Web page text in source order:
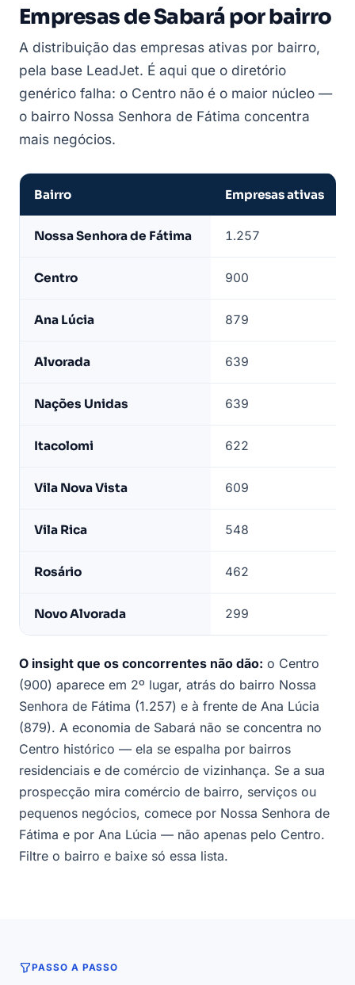
Empresas de Sabará por bairro
A distribuição das empresas ativas por bairro,
pela base LeadJet. É aqui que o diretório
genérico falha: o Centro não é o maior núcleo —
o bairro Nossa Senhora de Fátima concentra
mais negócios.
por
LeadJet
Bairro Empresas ativas
Nossa Senhora de Fátima 1.257
Centro 900
Ana Lúcia 879
Alvorada 639
Nações Unidas 639
Itacolomi 622
Vila Nova Vista 609
Vila Rica 548
Rosário 462
Novo Alvorada 299
O insight que os concorrentes não dão: o Centro
(900) aparece em 2º lugar, atrás do bairro Nossa
Senhora de Fátima (1.257) e à frente de Ana Lúcia
(879). A economia de Sabará não se concentra no
Centro histórico — ela se espalha por bairros
residenciais e de comércio de vizinhança. Se a sua
prospecção mira comércio de bairro, serviços ou
pequenos negócios, comece por Nossa Senhora de
Fátima e por Ana Lúcia — não apenas pelo Centro.
Filtre o bairro e baixe só essa lista.
PASSO A PASSO